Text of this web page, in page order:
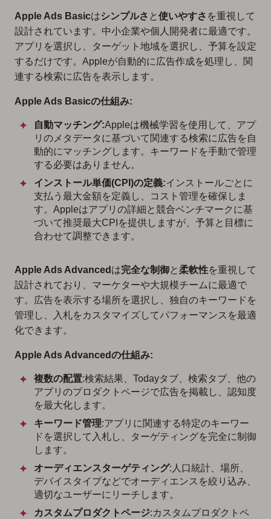
Apple Ads Basicはシンプルさ と使いやすさ を重視して
設計されています。中小企業や個人開発者に最適です。
アプリを選択し、ターゲット地域を選択し、予算を設定
するだけです。Appleが自動的に広告作成を処理し、関
連する検索に広告を表示します。
Apple Ads Basicの仕組み:
自動マッチング:Appleは機械学習を使用して、アプ
リのメタデータに基づいて関連する検索に広告を自
動的にマッチングします。キーワードを手動で管理
する必要はありません。
インストール単価(CPI)の定義:インストールごとに
支払う最大金額を定義し、コスト管理を確保しま
す。Appleはアプリの詳細と競合ベンチマークに基
づいて推奨最大CPIを提供しますが、予算と目標に
合わせて調整できます。
Apple Ads Advanced は完全な制御と柔軟性を重視して
設計されており、マーケターや大規模チームに最適で
す。広告を表示する場所を選択し、独自のキーワードを
管理し、入札をカスタマイズしてパフォーマンスを最適
化できます。
Apple Ads Advancedの仕組み:
複数の配置:検索結果、Todayタブ、検索タブ、他の
アプリのプロダクトページで広告を掲載し、認知度
を最大化します。
キーワード管理:アプリに関連する特定のキーワー
ドを選択して入札し、ターゲティングを完全に制御
します。
オーディエンスターゲティング:人口統計、場所、
デバイスタイプなどでオーディエンスを絞り込み、
適切なユーザーにリーチします。
カスタムプロダクトページ:カスタムプロダクトペ